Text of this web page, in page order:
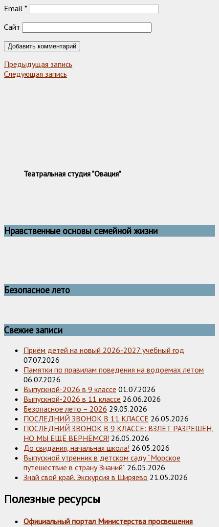
Email *
Сайт
Предыдущая запись
Следующая запись
Театральная студия "Овация"
Нравственные основы семейной жизни
Безопасное лето
Свежие записи
Приём детей на новый 2026-2027 учебный год
07.07.2026
Памятки по правилам поведения на водоемах летом
06.07.2026
Выпускной-2026 в 9 классе 01.07.2026
Выпускной-2026 в 11 классе 26.06.2026
Безопасное лето – 2026 29.05.2026
ПОСЛЕДНИЙ ЗВОНОК В 11 КЛАССЕ 26.05.2026
ПОСЛЕДНИЙ ЗВОНОК В 9 КЛАССЕ: ВЗЛЁТ РАЗРЕШЁН,
НО МЫ ЕЩЁ ВЕРНЁМСЯ! 26.05.2026
До свидания, начальная школа! 26.05.2026
Выпускной утренник в детском саду “Морское
путешествие в страну Знаний” 26.05.2026
Знай свой край. Экскурсия в Ширяево 21.05.2026
Полезные ресурсы
Официальный портал Министерства просвещения